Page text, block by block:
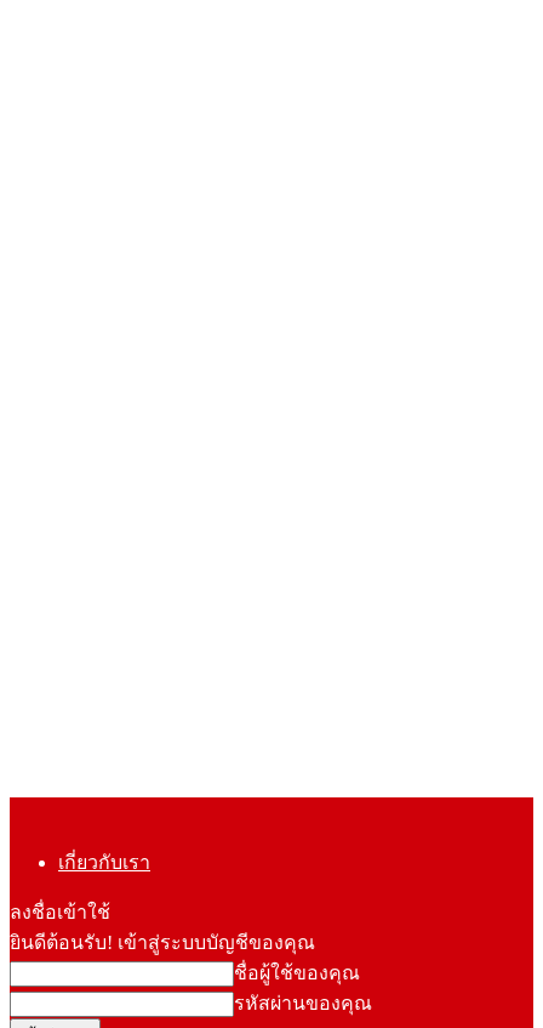
เกี่ยวกับเรา
ลงชื่อเข้าใช้
ยินดีต้อนรับ! เข้าสู่ระบบบัญชีของคุณ
ชื่อผู้ใช้ของคุณ
รหัสผ่านของคุณ